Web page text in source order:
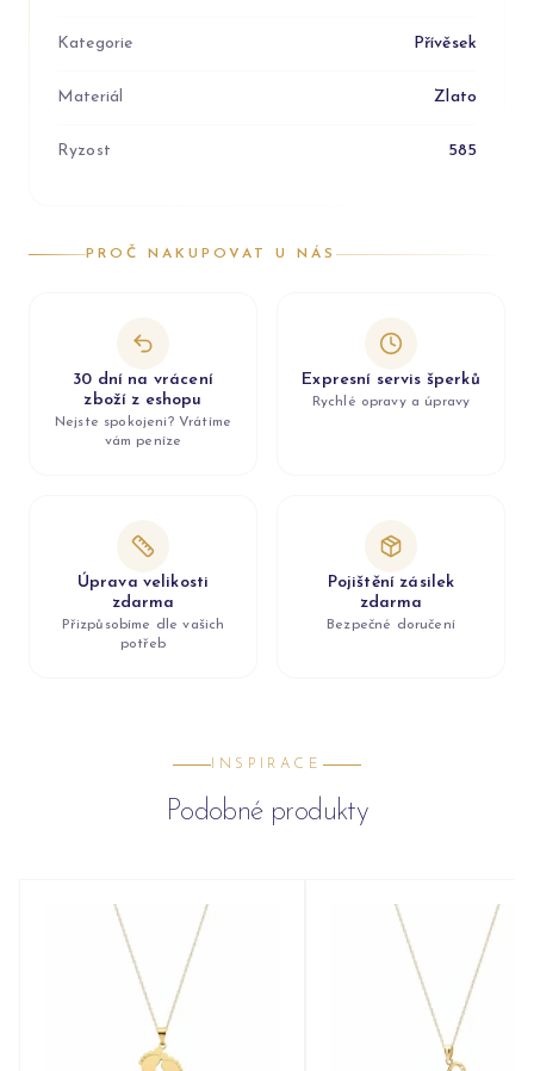
Kategorie Přívěsek
Materiál Zlato
Ryzost 585
PROČ NAKUPOVAT U NÁS
30 dní na vrácení
zboží z eshopu
Nejste spokojeni? Vrátíme
vám peníze
Expresní servis šperků
Rychlé opravy a úpravy
Úprava velikosti
zdarma
Přizpůsobíme dle vašich
potřeb
Pojištění zásilek
zdarma
Bezpečné doručení
INSPIRACE
Podobné produkty